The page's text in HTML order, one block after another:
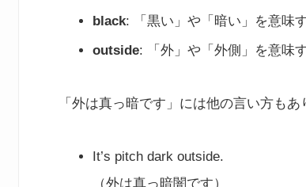
black: 「黒い」や「暗い」を意味
outside: 「外」や「外側」を意味
「外は真っ暗です」には他の言い方もあ
It’s pitch dark outside.
（外は真っ暗闇です）